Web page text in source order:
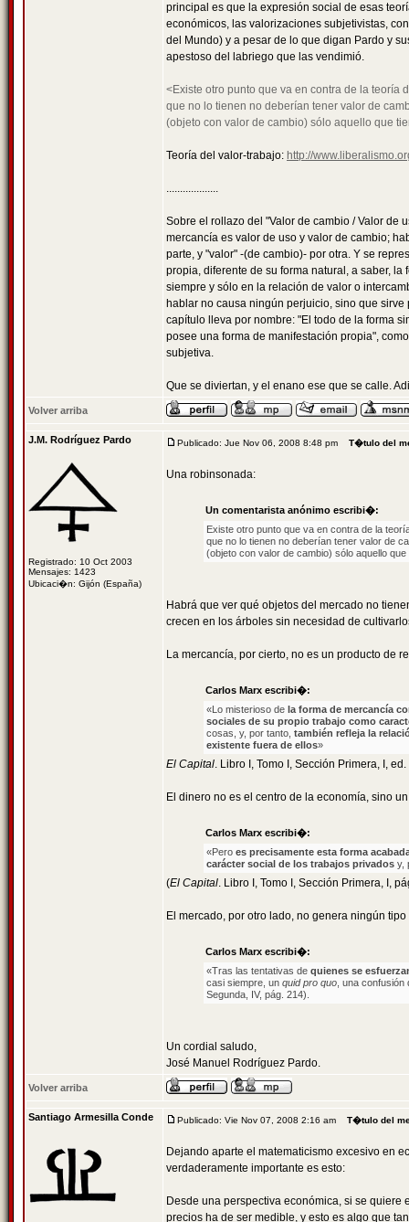
principal es que la expresión social de esas
económicos, las valorizaciones subjetivistas,
del Mundo) y a pesar de lo que digan Pardo y
apestoso del labriego que las vendimió.
<Existe otro punto que va en contra de la teoría
que no lo tienen no deberían tener valor de
(objeto con valor de cambio) sólo aquello que
Teoría del valor-trabajo: http://
...................
Sobre el rollazo del "Valor de cambio / Valor de
mercancía es valor de uso y valor de cambio;
parte, y "valor" -(de cambio)- por otra. Y se
propia, diferente de su forma natural, a saber,
siempre y sólo en la relación de valor o
hablar no causa ningún perjuicio, sino que
capítulo lleva por nombre: "El todo de la forma
posee una forma de manifestación propia",
subjetiva.
Que se diviertan, y el enano ese que se calle.
Volver arriba
J.M. Rodríguez Pardo
Registrado: 10 Oct 2003
Mensajes: 1423
Ubicaci�n: Gijón (España)
Publicado: Jue Nov 06, 2008 8:48 pm T�tulo del
Una robinsonada:
Un comentarista anónimo escribi�:
Existe otro punto que va en contra de la
que no lo tienen no deberían tener valor de
(objeto con valor de cambio) sólo aquello
Habrá que ver qué objetos del mercado no
crecen en los árboles sin necesidad de
La mercancía, por cierto, no es un producto de
Carlos Marx escribi�:
«Lo misterioso de la forma de mercancía
sociales de su propio trabajo como
cosas, y, por tanto, también refleja la
existente fuera de ellos»
El Capital. Libro I, Tomo I, Sección Primera, I,
El dinero no es el centro de la economía, sino
Carlos Marx escribi�:
«Pero es precisamente esta forma
carácter social de los trabajos privados y,
(El Capital. Libro I, Tomo I, Sección Primera, I,
El mercado, por otro lado, no genera ningún
Carlos Marx escribi�:
«Tras las tentativas de quienes se
casi siempre, un quid pro quo, una confusión
Segunda, IV, pág. 214).
Un cordial saludo,
José Manuel Rodríguez Pardo.
Volver arriba
Santiago Armesilla Conde Publicado: Vie Nov 07, 2008 2:16 am T�tulo del
Dejando aparte el matematicismo excesivo en
verdaderamente importante es esto:
Desde una perspectiva económica, si se
precios ha de ser medible, y esto es algo que